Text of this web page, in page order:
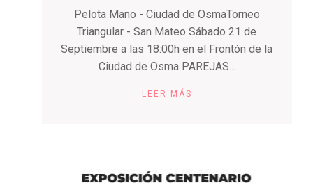
Pelota Mano - Ciudad de OsmaTorneo
Triangular - San Mateo Sábado 21 de
Septiembre a las 18:00h en el Frontón de la
Ciudad de Osma PAREJAS...
LEER MÁS